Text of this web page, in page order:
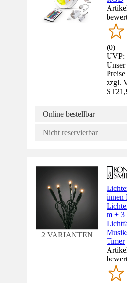
(0)
UVP:
zzgl.
ST
Online bestellbar
Nicht reservierbar
2 VARIANTEN
innen
m + 3
Timer